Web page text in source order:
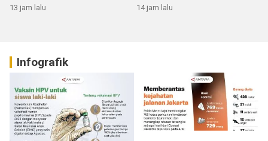
13 jam lalu 14 jam lalu
Infografik